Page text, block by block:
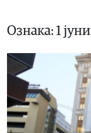
Ознака: 1 јуни